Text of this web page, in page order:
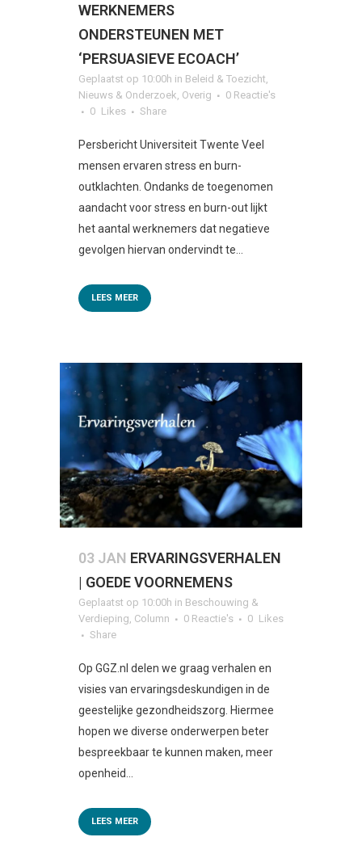
WERKNEMERS
ONDERSTEUNEN MET
‘PERSUASIEVE ECOACH’
Geplaatst op 10:00h in Beleid & Toezicht
Nieuws & Onderzoek Overig
0 Reactie's
0 Likes Share
Persbericht Universiteit Twente Veel
mensen ervaren stress en burn-
outklachten. Ondanks de toegenomen
aandacht voor stress en burn-out lijkt
het aantal werknemers dat negatieve
gevolgen hiervan ondervindt te...
LEES MEER
03 JAN ERVARINGSVERHALEN
| GOEDE VOORNEMENS
Geplaatst op 10:00h in Beschouwing &
Verdieping, Column 0 Reactie's 0 Likes
Share
Op GGZ.nl delen we graag verhalen en
visies van ervaringsdeskundigen in de
geestelijke gezondheidszorg. Hiermee
hopen we diverse onderwerpen beter
bespreekbaar te kunnen maken, meer
openheid...
LEES MEER